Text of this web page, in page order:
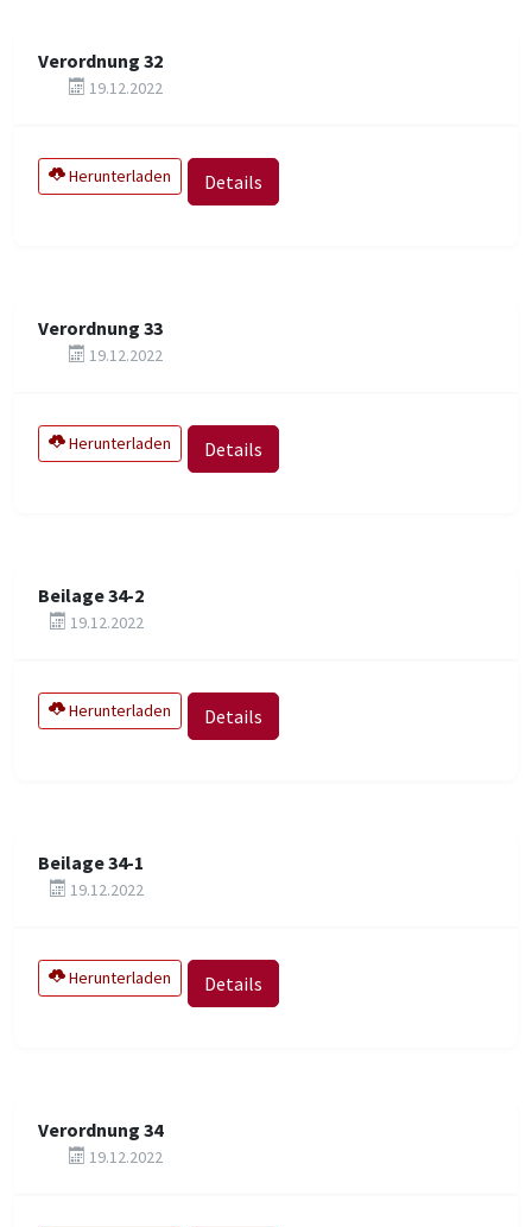
Verordnung 32
19.12.2022
Herunterladen Details
Verordnung 33
19.12.2022
Herunterladen Details
Beilage 34-2
19.12.2022
Herunterladen Details
Beilage 34-1
19.12.2022
Herunterladen Details
Verordnung 34
19.12.2022